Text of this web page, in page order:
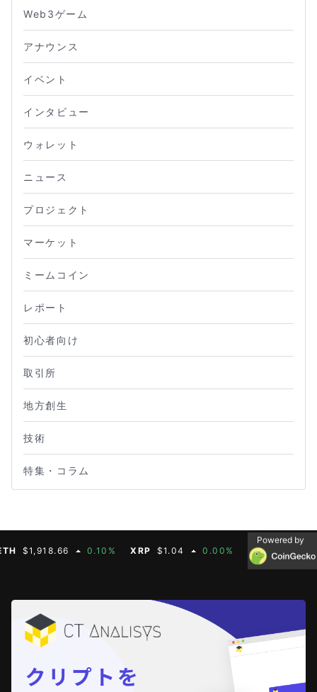
Web3ゲーム
アナウンス
イベント
インタビュー
ウォレット
ニュース
プロジェクト
マーケット
ミームコイン
レポート
初心者向け
取引所
地方創生
技術
特集・コラム
$1,918.66 0.10% XRP $1.04 0.00% BNB $603.91
Powered by